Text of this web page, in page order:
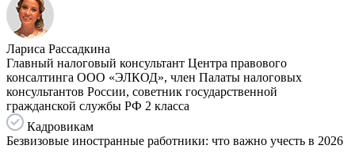
Лариса Рассадкина
Главный налоговый консультант Центра правового
консалтинга ООО «ЭЛКОД», член Палаты налоговых
консультантов России, советник государственной
гражданской службы РФ 2 класса
Кадровикам
Безвизовые иностранные работники: что важно учесть в 2026